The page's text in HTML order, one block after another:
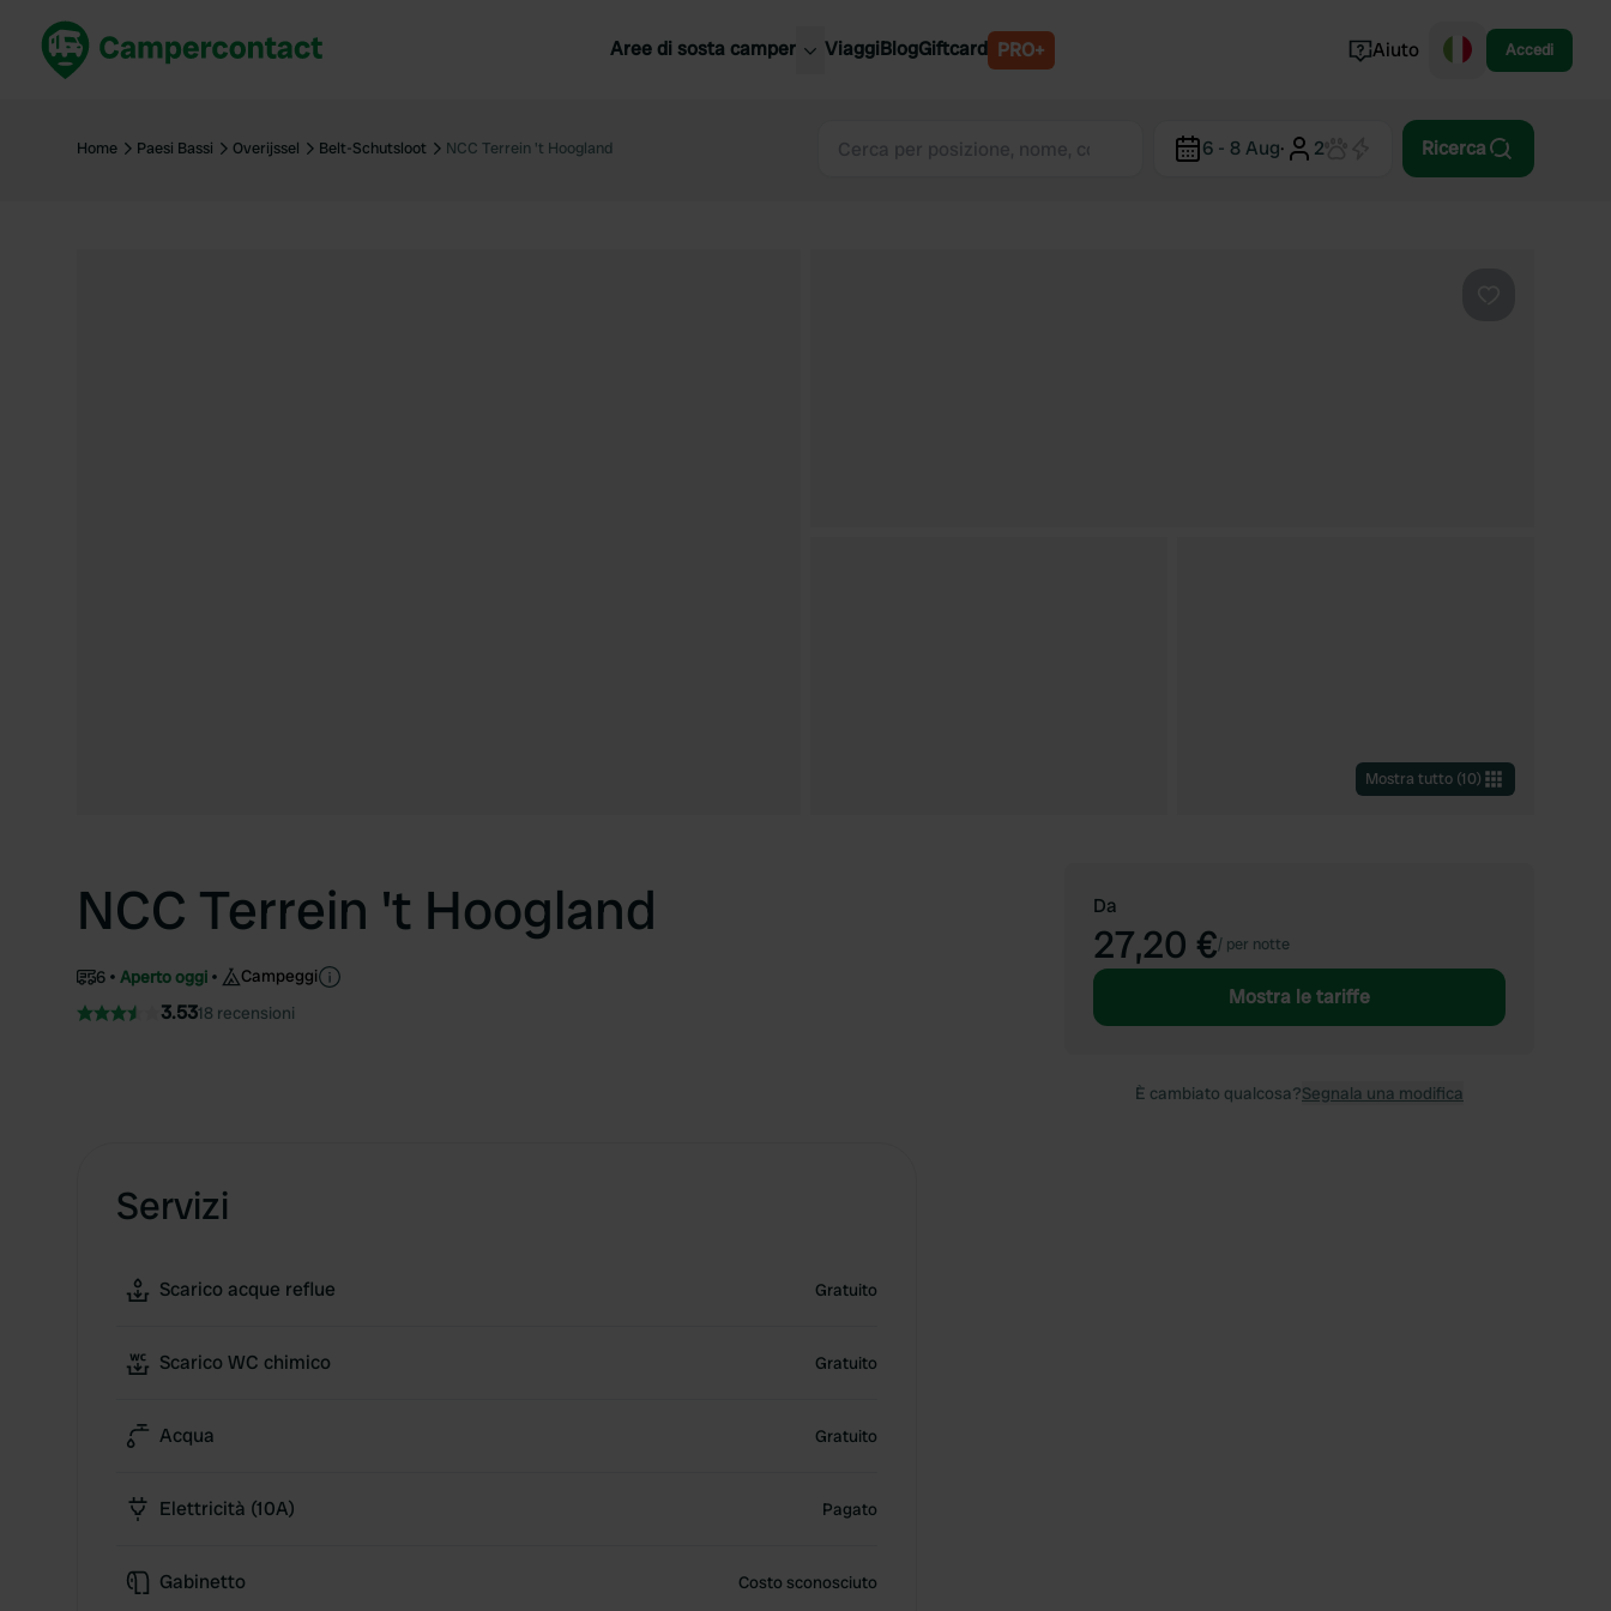
Aree di sosta camper
Italia
Italia
Slovenia
Portogallo
ViaggiBlogGiftcard PRO+ Aiuto Accedi
Home Paesi Bassi Overijssel Belt-Schutsloot NCC Terrein 't Hoogland 6 - 8 Aug· 2 Ricerca
Mostra tutto (10)
NCC Terrein 't Hoogland
6 Aperto oggi Campeggi
3.5318 recensioni
Servizi
Scarico acque reflue Gratuito
Scarico WC chimico Gratuito
Acqua Gratuito
Elettricità (10A) Pagato
Gabinetto Costo sconosciuto
Da
27,20 €/ per notte
Mostra le tariffe
È cambiato qualcosa?Segnala una modifica